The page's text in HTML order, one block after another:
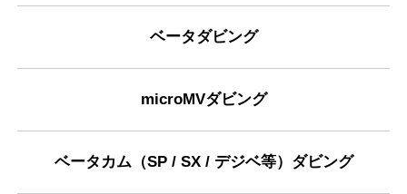
ベータダビング
microMVダビング
ベータカム（SP / SX / デジベ等）ダビング